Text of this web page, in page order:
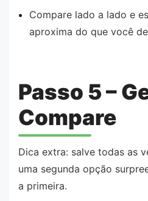
Compare lado a lado e
aproxima do que você
Passo 5 –
Compare
Dica extra: salve todas as
uma segunda opção
a primeira.